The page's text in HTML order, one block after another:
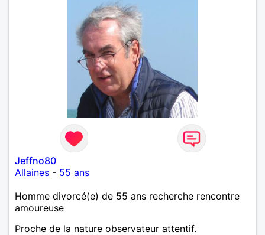
Jeffno80
Allaines - 55 ans
Homme divorcé(e) de 55 ans recherche rencontre
amoureuse
Proche de la nature observateur attentif.